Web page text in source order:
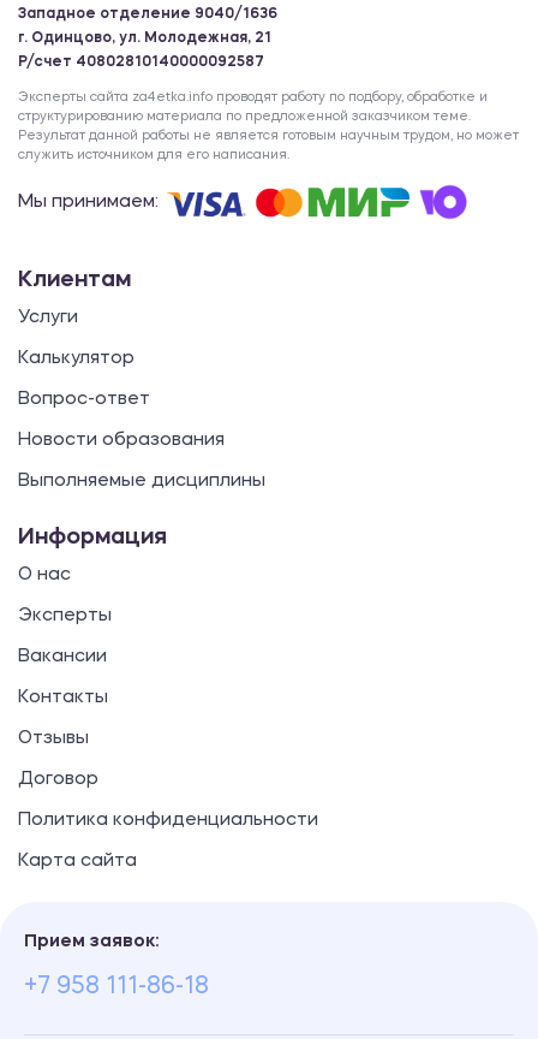
Западное отделение 9040/1636
г. Одинцово, ул. Молодежная, 21
Р/счет 40802810140000092587
Эксперты сайта za4etka.info проводят работу по подбору, обработке и
структурированию материала по предложенной заказчиком теме.
Результат данной работы не является готовым научным трудом, но может
служить источником для его написания.
Мы принимаем:
Клиентам
Услуги
Калькулятор
Вопрос-ответ
Новости образования
Выполняемые дисциплины
Информация
О нас
Эксперты
Вакансии
Контакты
Отзывы
Договор
Политика конфиденциальности
Карта сайта
Прием заявок:
+7 958 111-86-18